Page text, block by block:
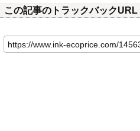
この記事のトラックバックURL
の